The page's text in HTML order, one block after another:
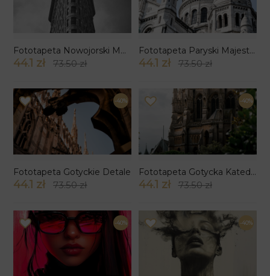
Fototapeta Nowojorski Monolit
44.1 zł 73.50 zł
Fototapeta Paryski Majestat
44.1 zł 73.50 zł
-40%
Fototapeta Gotyckie Detale
44.1 zł 73.50 zł
-40%
Fototapeta Gotycka Katedra
44.1 zł 73.50 zł
-40% -40%